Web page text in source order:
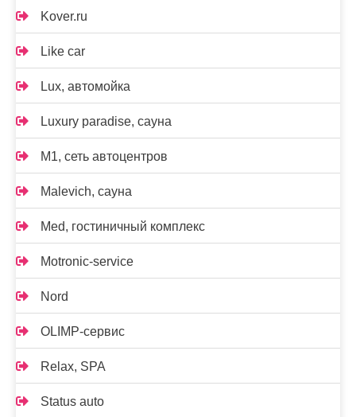
Kover.ru
Like car
Lux, автомойка
Luxury paradise, сауна
M1, сеть автоцентров
Malevich, сауна
Med, гостиничный комплекс
Motronic-service
Nord
OLIMP-сервис
Relax, SPA
Status auto